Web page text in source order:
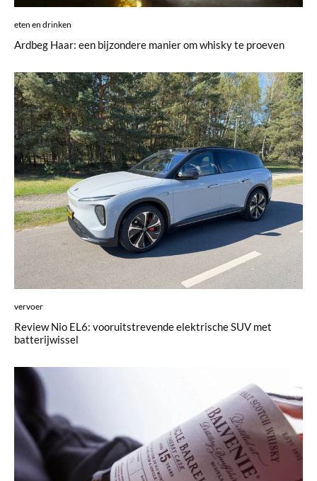
eten en drinken
Ardbeg Haar: een bijzondere manier om whisky te proeven
vervoer
Review Nio EL6: vooruitstrevende elektrische SUV met
batterijwissel